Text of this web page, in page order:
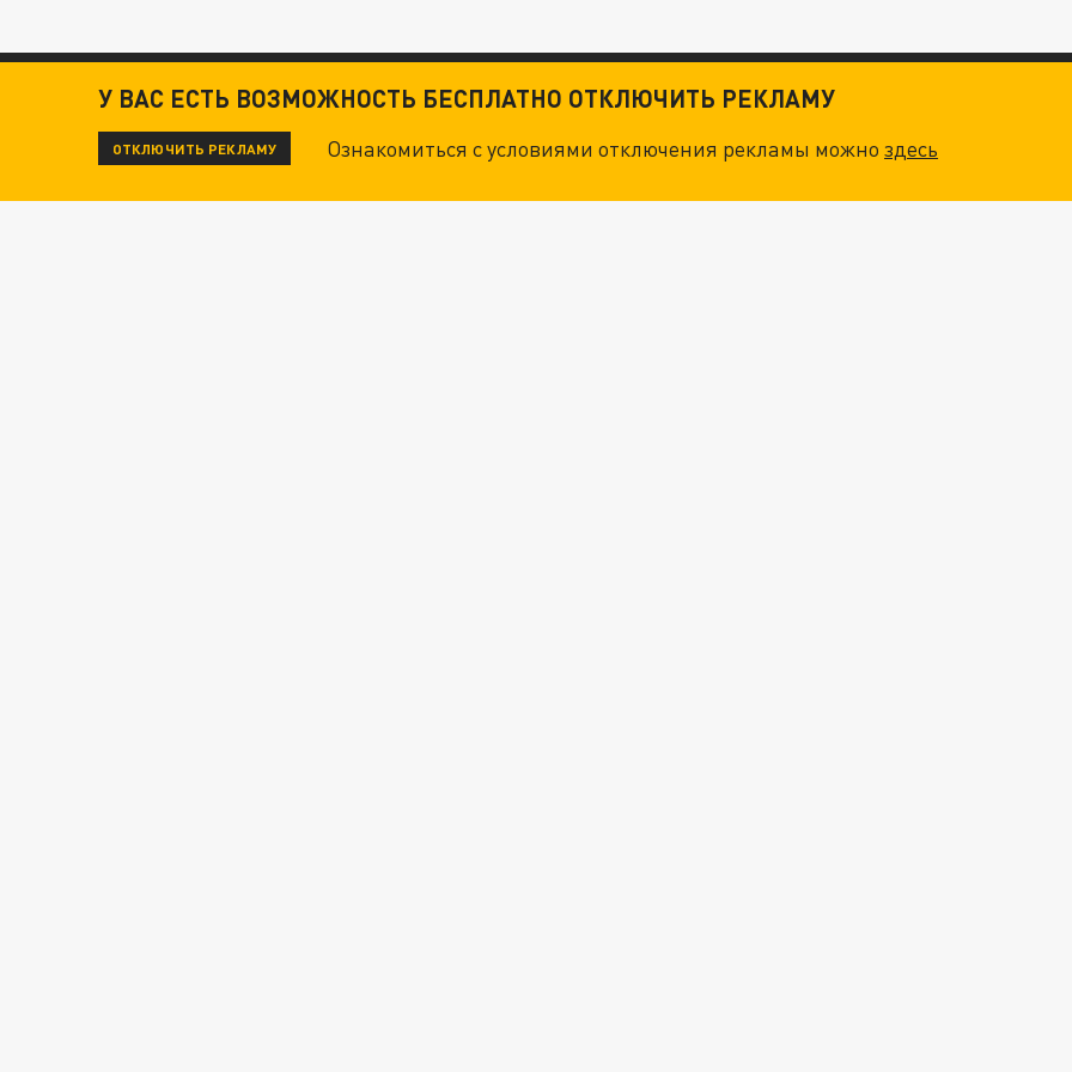
У ВАС ЕСТЬ ВОЗМОЖНОСТЬ БЕСПЛАТНО ОТКЛЮЧИТЬ РЕКЛАМУ
ОТКЛЮЧИТЬ РЕКЛАМУ Ознакомиться с условиями отключения рекламы можноздесь